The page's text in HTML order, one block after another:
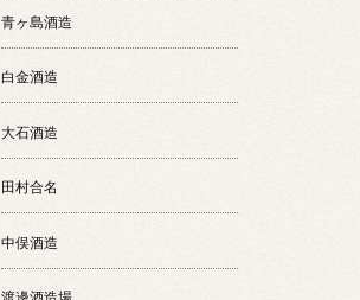
青ヶ島酒造
白金酒造
大石酒造
田村合名
中俣酒造